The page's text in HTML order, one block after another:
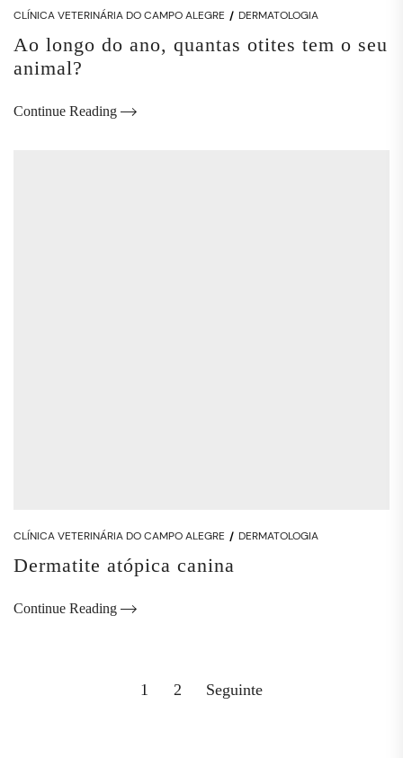
CLÍNICA VETERINÁRIA DO CAMPO ALEGRE DERMATOLOGIA
Ao longo do ano, quantas otites tem o seu
animal?
Continue Reading
CLÍNICA VETERINÁRIA DO CAMPO ALEGRE DERMATOLOGIA
Dermatite atópica canina
Continue Reading
1 2 Seguinte